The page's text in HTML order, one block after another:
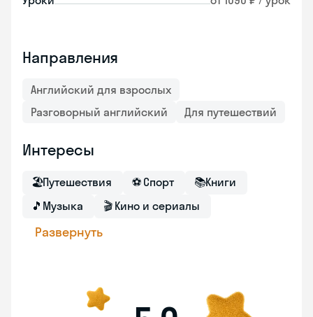
Направления
Английский для взрослых
Разговорный английский
Для путешествий
Интересы
🏖Путешествия ⚽ Спорт 📚Книги
🎵 Музыка 🎬 Кино и сериалы
Развернуть